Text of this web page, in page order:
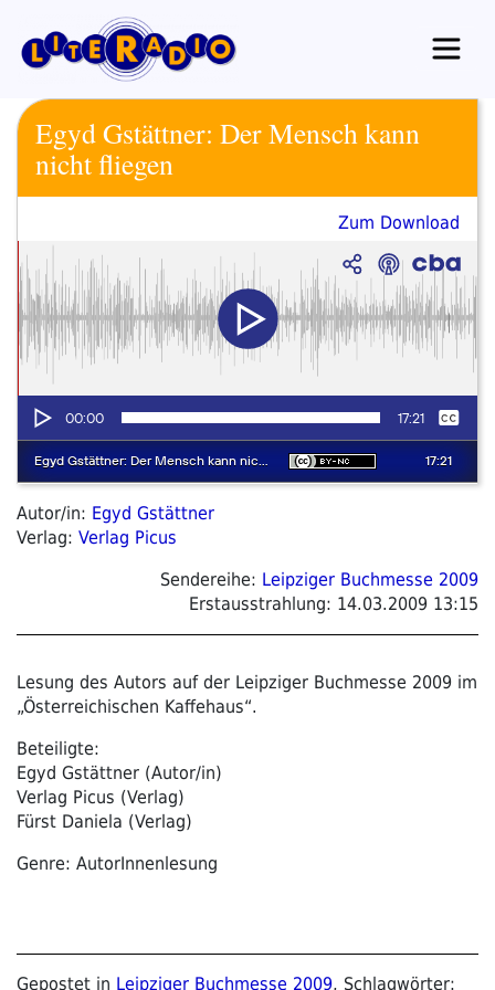
Inhalt
springen
Egyd Gstättner: Der Mensch kann
nicht fliegen
Zum Download
Autor/in: Egyd Gstättner
Verlag: Verlag Picus
Sendereihe: Leipziger Buchmesse 2009
Erstausstrahlung: 14.03.2009 13:15
Lesung des Autors auf der Leipziger Buchmesse 2009 im
„Österreichischen Kaffehaus“.
Beteiligte:
Egyd Gstättner (Autor/in)
Verlag Picus (Verlag)
Fürst Daniela (Verlag)
Genre: AutorInnenlesung
Gepostet in Leipziger Buchmesse 2009, Schlagwörter: